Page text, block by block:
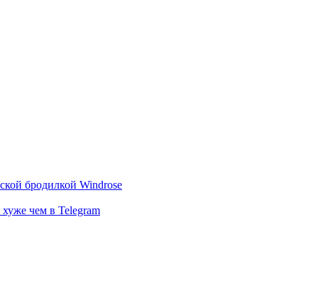
бродилкой Windrose
чем в Telegram